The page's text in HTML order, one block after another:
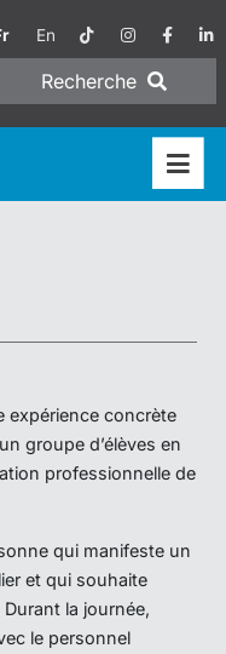
En
Recherche
expérience concrète
groupe d’élèves en
professionnelle de
qui manifeste un
et qui souhaite
la journée,
le personnel